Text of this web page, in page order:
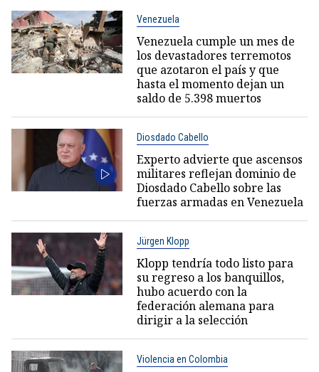
Venezuela
Venezuela cumple un mes de
los devastadores terremotos
que azotaron el país y que
hasta el momento dejan un
saldo de 5.398 muertos
Diosdado Cabello
Experto advierte que ascensos
militares reflejan dominio de
Diosdado Cabello sobre las
fuerzas armadas en Venezuela
Jürgen Klopp
Klopp tendría todo listo para
su regreso a los banquillos,
hubo acuerdo con la
federación alemana para
dirigir a la selección
Violencia en Colombia